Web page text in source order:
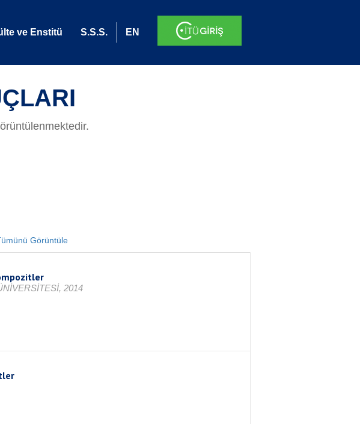
ve Enstitü S.S.S. EN
Görüntüle
2014